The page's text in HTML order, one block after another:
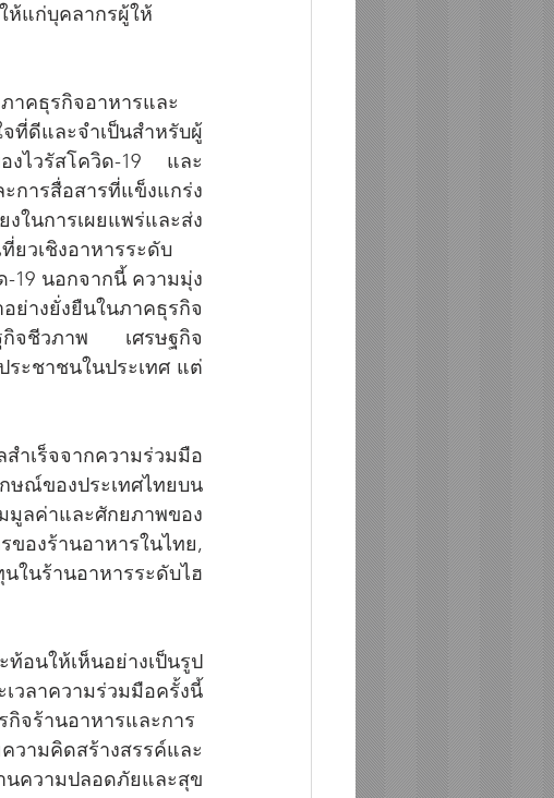
ให้แก่บุคลากรผู้ให้
าคธุรกิจอาหารและ
ดีและจำเป็นสำหรับผู้
งไวรัสโควิด-19 และ
ารสื่อสารที่แข็งแกร่ง
ในการเผยแพร่และส่ง
ยวเชิงอาหารระดับ
19 นอกจากนี้ ความมุ่ง
ย่างยั่งยืนในภาคธุรกิจ
กิจชีวภาพ เศรษฐกิจ
ระชาชนในประเทศ แต่
ำเร็จจากความร่วมมือ
ษณ์ของประเทศไทยบน
ลค่าและศักยภาพของ
องร้านอาหารในไทย,
ในร้านอาหารระดับไฮ
อนให้เห็นอย่างเป็นรูป
วลาความร่วมมือครั้งนี้
กิจร้านอาหารและการ
ามคิดสร้างสรรค์และ
ความปลอดภัยและสุข